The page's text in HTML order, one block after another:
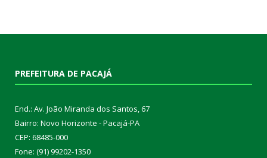
PREFEITURA DE PACAJÁ
End.: Av. João Miranda dos Santos, 67
Bairro: Novo Horizonte - Pacajá-PA
CEP: 68485-000
Fone: (91) 99202-1350